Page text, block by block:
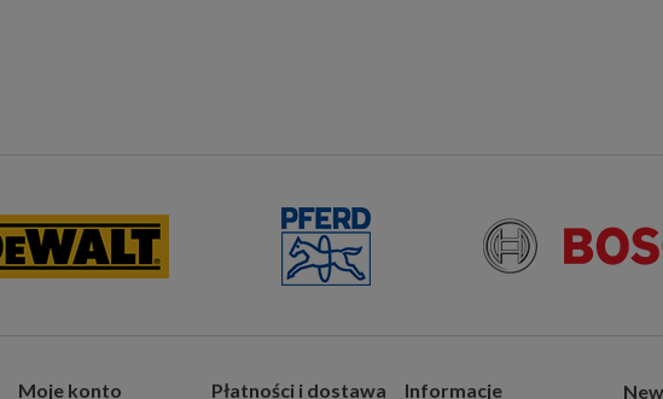
Moje konto Płatności i dostawa Informacje